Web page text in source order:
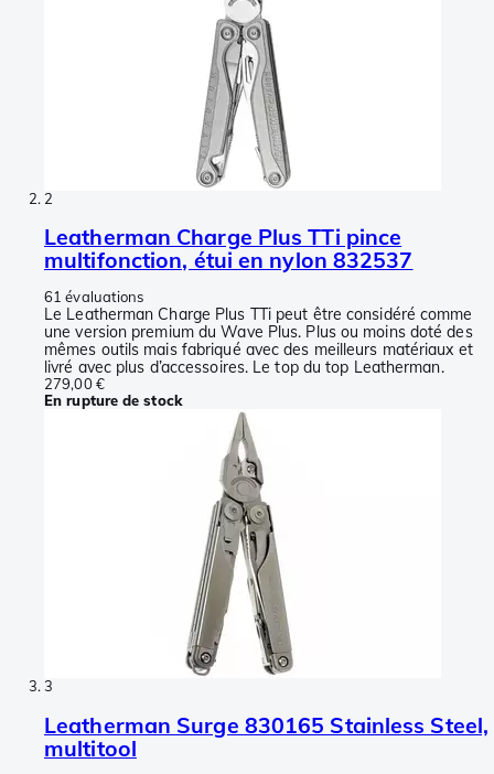
2
Leatherman Charge Plus TTi pince
multifonction, étui en nylon 832537
61 évaluations
Le Leatherman Charge Plus TTi peut être considéré comme
une version premium du Wave Plus. Plus ou moins doté des
mêmes outils mais fabriqué avec des meilleurs matériaux et
livré avec plus d’accessoires. Le top du top Leatherman.
279,00 €
En rupture de stock
3
Leatherman Surge 830165 Stainless Steel,
multitool